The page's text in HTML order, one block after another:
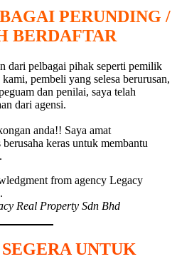
PERUNDING /
BERDAFTAR
dari pelbagai pihak seperti pemilik
pembeli yang selesa berurusan,
dan penilai, saya telah
dari agensi.
anda!! Saya amat
keras untuk membantu
Real Property Sdn Bhd
UNTUK